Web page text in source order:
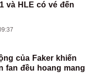
và HLE có vé đến
của Faker khiến
fan đều hoang mang